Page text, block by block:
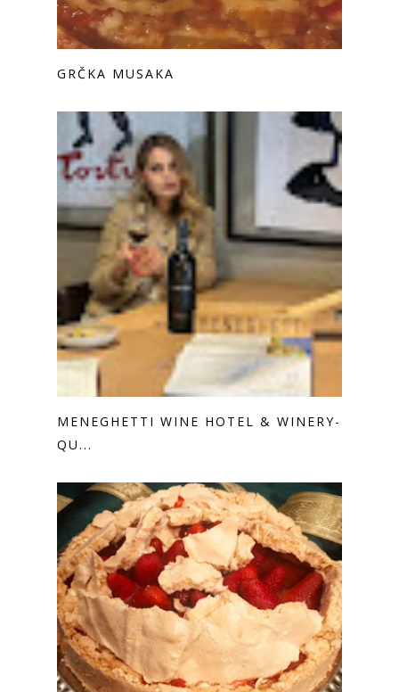
GRČKA MUSAKA
MENEGHETTI WINE HOTEL & WINERY-
QU...